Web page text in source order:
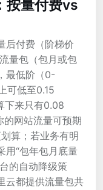
按量付费vs
后付费（阶梯价
量包（包月或包
最低阶（0-
可低至0.15
下来只有0.08
的网站流量可预期
算；若业务有明
用“包年包月底量
的自动降级策
云都提供流量包共